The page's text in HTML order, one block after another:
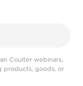
Coulter webinars,
products, goods, or